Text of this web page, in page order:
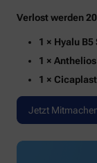
Verlost werden
1 × Hyalu
1 ×
1 ×
Jetzt